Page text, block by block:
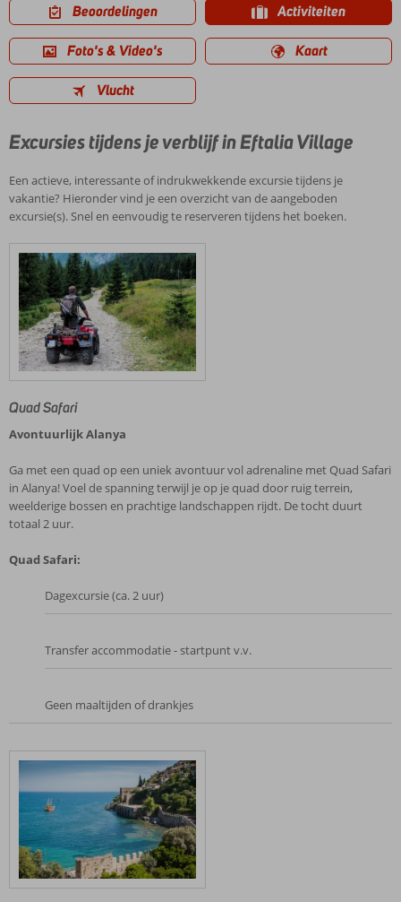
Beoordelingen Activiteiten
Foto's & Video's Kaart
Vlucht
Excursies tijdens je verblijf in Eftalia Village
Een actieve, interessante of indrukwekkende excursie tijdens je
vakantie? Hieronder vind je een overzicht van de aangeboden
excursie(s). Snel en eenvoudig te reserveren tijdens het boeken.
Quad Safari
Avontuurlijk Alanya
Ga met een quad op een uniek avontuur vol adrenaline met Quad Safari
in Alanya! Voel de spanning terwijl je op je quad door ruig terrein,
weelderige bossen en prachtige landschappen rijdt. De tocht duurt
totaal 2 uur.
Quad Safari:
Dagexcursie (ca. 2 uur)
Transfer accommodatie - startpunt v.v.
Geen maaltijden of drankjes